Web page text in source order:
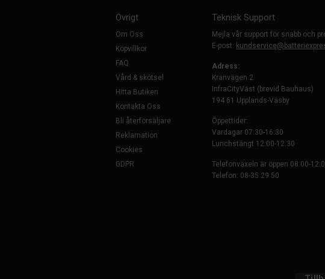
Övrigt
Om Oss
Köpvillkor
FAQ
Vård & skötsel
Hitta Butiken
Kontakta Oss
Bli återförsäljare
Reklamation
Cookies
GDPR
Teknisk Support
Mejla vår support för snabb och
E-post:
Adress:
Kranvägen 2
InfraCityVäst (brevid Bauhaus)
194 61 Upplands-Väsby
Öppettider:
Vardagar 07:30-16:30
Lunchstängt 12:00-12:30
Telefonväxeln är öppen 08:00-
Telefon: 08-35 29 50